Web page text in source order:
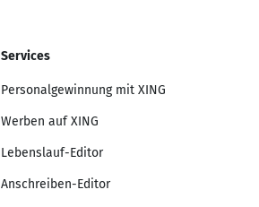
Services
Personalgewinnung mit XING
Werben auf XING
Lebenslauf-Editor
Anschreiben-Editor